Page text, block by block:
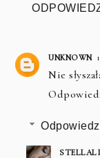
UNKNOWN
Nie